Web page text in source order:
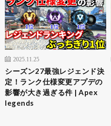
2025.11.25
シーズン27最強レジェンド決
定！ランク仕様変更アプデの
影響が大き過ぎる件 | Apex
legends